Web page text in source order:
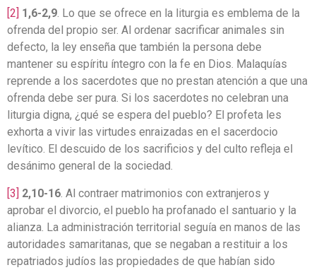
[2] 1,6-2,9. Lo que se ofrece en la liturgia es emblema de la
ofrenda del propio ser. Al ordenar sacrificar animales sin
defecto, la ley enseña que también la persona debe
mantener su espíritu íntegro con la fe en Dios. Malaquías
reprende a los sacerdotes que no prestan atención a que una
ofrenda debe ser pura. Si los sacerdotes no celebran una
liturgia digna, ¿qué se espera del pueblo? El profeta les
exhorta a vivir las virtudes enraizadas en el sacerdocio
levítico. El descuido de los sacrificios y del culto refleja el
desánimo general de la sociedad.
[3] 2,10-16 . Al contraer matrimonios con extranjeros y
aprobar el divorcio, el pueblo ha profanado el santuario y la
alianza. La administración territorial seguía en manos de las
autoridades samaritanas, que se negaban a restituir a los
repatriados judíos las propiedades de que habían sido